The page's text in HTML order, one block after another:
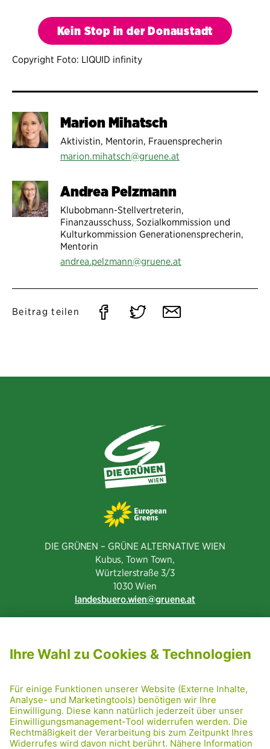
Kein Stop in der Donaustadt
Copyright Foto: LIQUID infinity
Marion Mihatsch
Aktivistin, Mentorin, Frauensprecherin
marion.mihatsch@gruene.at
Andrea Pelzmann
Klubobmann-Stellvertreterin,
Finanzausschuss, Sozialkommission und
Kulturkommission Generationensprecherin,
Mentorin
andrea.pelzmann@gruene.at
Beitrag teilen
Auf Auf Per
DIE GRÜNEN – GRÜNE ALTERNATIVE WIEN
Kubus, Town Town,
Würtzlerstraße 3/3​
1030 Wien
landesbuero.wien
gruene.at
PRESSE
GRÜNE RADRETTUNG
FRIDAY NIGHTSKATING
NETIQUETTE